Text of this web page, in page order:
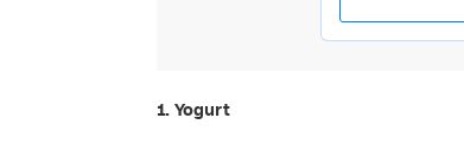
1. Yogurt